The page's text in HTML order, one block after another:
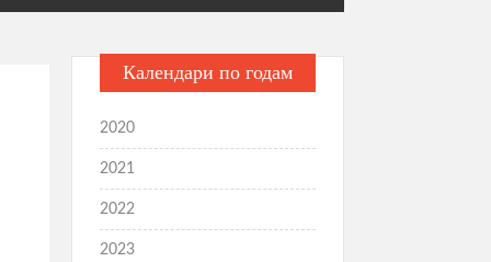
Календари по годам
2020
2021
2022
2023